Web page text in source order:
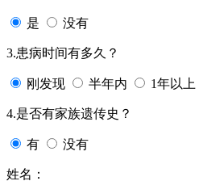
是 没有
3.患病时间有多久？
刚发现 半年内 1年以上
4.是否有家族遗传史？
有 没有
姓名：